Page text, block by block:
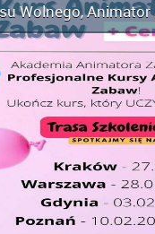
Wolnego,Animator